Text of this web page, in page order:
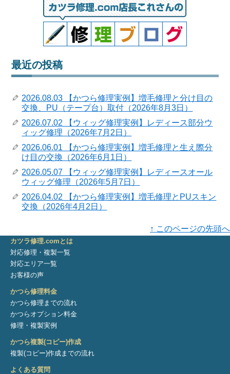
最近の投稿
2026.08.03 【かつら修理実例】増毛修理と分け目の
交換、PU（テープ台）取付（2026年8月3日）
2026.07.02 【ウィッグ修理実例】レディース部分ウ
ィッグ修理（2026年7月2日）
2026.06.01 【かつら修理実例】増毛修理と生え際分
け目の交換（2026年6月1日）
2026.05.07 【ウィッグ修理実例】レディースオール
ウィッグ修理（2026年5月7日）
2026.04.02 【かつら修理実例】増毛修理とPUスキン
交換（2026年4月2日）
↑ このページの先頭へ
カツラ修理.comとは
対応修理・複製一覧
対応エリア一覧
お客様の声
かつら修理料金
かつら修理までの流れ
かつらオプション料金
修理・複製実例
かつら複製(コピー)作成
複製(コピー)作成までの流れ
よくある質問